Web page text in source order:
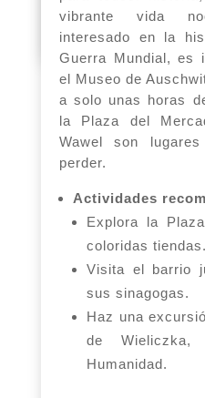
vibrante vida
interesado en la
Guerra Mundial, es
el Museo de
a solo unas horas
la Plaza del
Wawel son
perder.
Actividades
Explora la
coloridas tiendas.
Visita el barrio
sus sinagogas.
Haz una
de
Humanidad.